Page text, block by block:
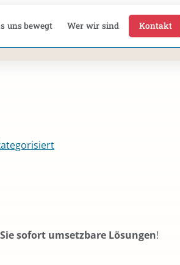
uns bewegt Wer wir sind Kontakt
sofort umsetzbare Lösungen!